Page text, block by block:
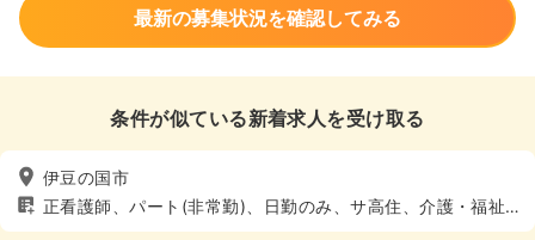
最新の募集状況を確認してみる
条件が似ている新着求人を受け取る
伊豆の国市
正看護師、パート(非常勤)、日勤のみ、サ高住、介護・福祉
系